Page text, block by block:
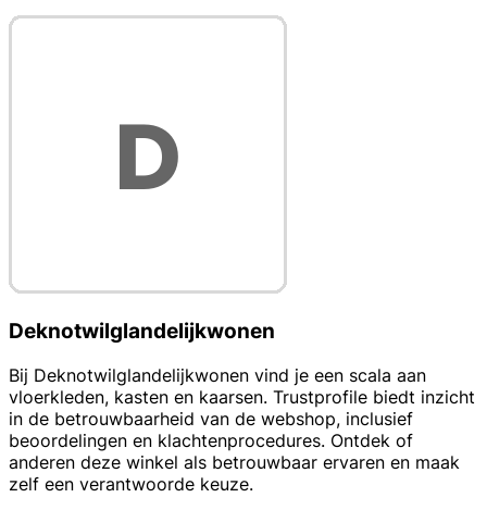
Deknotwilglandelijkwonen
Bij Deknotwilglandelijkwonen vind je een scala aan
vloerkleden, kasten en kaarsen. Trustprofile biedt inzicht
in de betrouwbaarheid van de webshop, inclusief
beoordelingen en klachtenprocedures. Ontdek of
anderen deze winkel als betrouwbaar ervaren en maak
zelf een verantwoorde keuze.